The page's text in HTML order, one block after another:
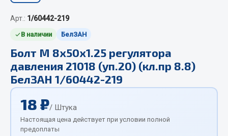
Весь раздел
Автотовары
Автозвук
Аксессуары автомобильные
Аптечки и знаки автомобильные
Арт.: 1/60442-219
В наличии БелЗАН
Болт М 8х50х1.25 регулятора
давления 21018 (уп.20) (кл.пр 8.8)
БелЗАН 1/60442-219
18 ₽/ Штука
Настоящая цена действует при условии полной
предоплаты